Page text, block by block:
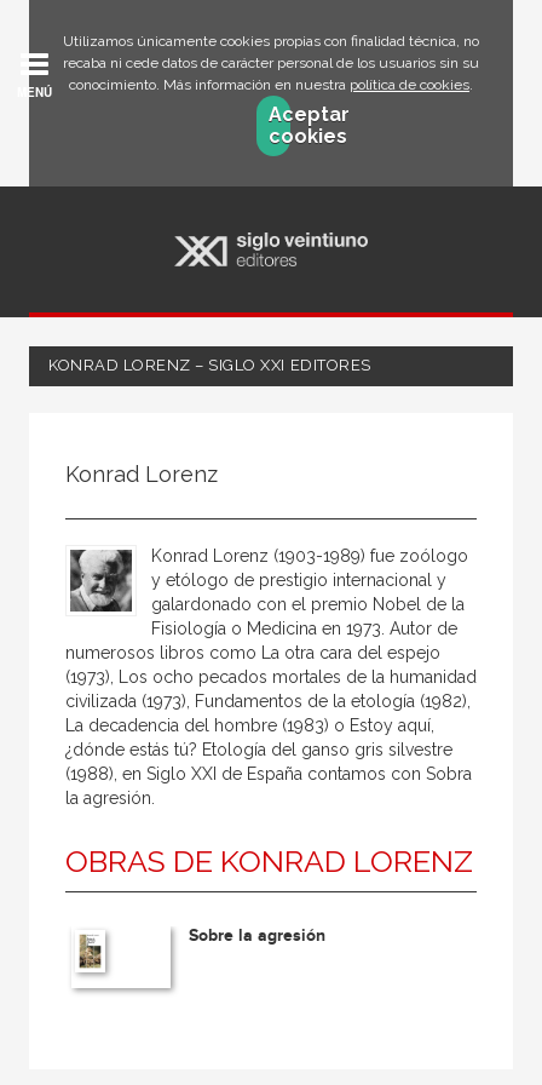
Utilizamos únicamente cookies propias con finalidad técnica, no
recaba ni cede datos de carácter personal de los usuarios sin su
conocimiento. Más información en nuestra política de cookies.
Aceptar
cookies
MENÚ
KONRAD LORENZ – SIGLO XXI EDITORES
Konrad Lorenz
Konrad Lorenz (1903-1989) fue zoólogo
y etólogo de prestigio internacional y
galardonado con el premio Nobel de la
Fisiología o Medicina en 1973. Autor de
numerosos libros como La otra cara del espejo
(1973), Los ocho pecados mortales de la humanidad
civilizada (1973), Fundamentos de la etología (1982),
La decadencia del hombre (1983) o Estoy aquí,
¿dónde estás tú? Etología del ganso gris silvestre
(1988), en Siglo XXI de España contamos con Sobra
la agresión.
OBRAS DE KONRAD LORENZ
Sobre la agresión